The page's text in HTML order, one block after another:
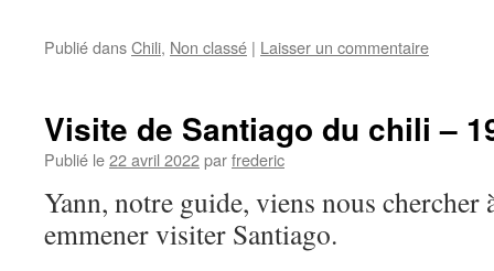
Publié dansChili, Non classé | Laisser un commentaire
Visite de Santiago du chili –
Publié le22 avril 2022parfrederic
Yann, notre guide, viens nous chercher
emmener visiter Santiago.